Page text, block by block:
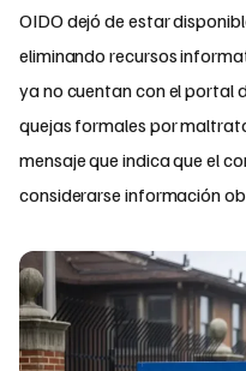
OIDO dejó de estar
eliminando recursos
ya no cuentan con el portal
quejas formales por
mensaje que indica que el
considerarse información